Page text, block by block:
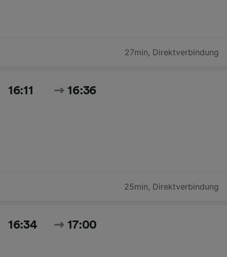
27min, Direktverbindung
16:11 16:36
25min, Direktverbindung
16:34 17:00